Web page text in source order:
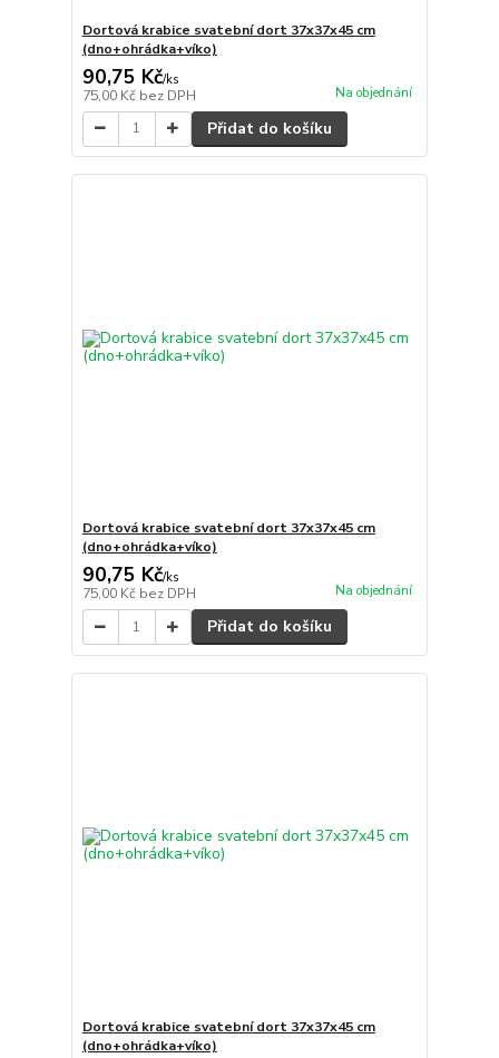
Dortová krabice svatební dort 37x37x45 cm
(dno+ohrádka+víko)
90,75 Kč/ks
75,00 Kč bez DPH Na objednání
Přidat do košíku
Dortová krabice svatební dort 37x37x45 cm
(dno+ohrádka+víko)
90,75 Kč/ks
75,00 Kč bez DPH Na objednání
Přidat do košíku
Dortová krabice svatební dort 37x37x45 cm
(dno+ohrádka+víko)